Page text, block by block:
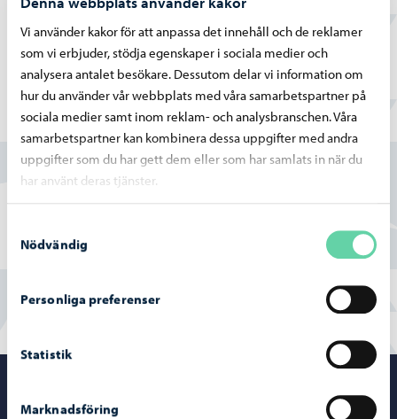
Vi använder kakor för att anpassa det innehåll och de reklamer
som vi erbjuder, stödja egenskaper i sociala medier och
analysera antalet besökare. Dessutom delar vi information om
hur du använder vår webbplats med våra samarbetspartner på
sociala medier samt inom reklam- och analysbranschen. Våra
samarbetspartner kan kombinera dessa uppgifter med andra
uppgifter som du har gett dem eller som har samlats in när du
har använt deras tjänster.
Nödvändig
Personliga preferenser
Statistik
Marknadsföring
parkeringsplats för några bilar. Det finns ingen
kollektivtrafikförbindelse till Svinö.
Hittade du vad du sökte?